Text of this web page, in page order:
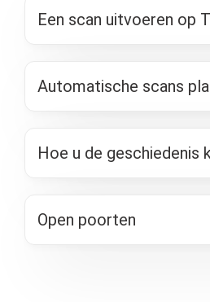
Een scan uitvoeren op
Automatische scans
Hoe u de geschiedenis
Open poorten